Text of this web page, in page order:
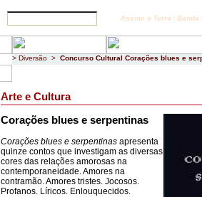
Assine o Terra Banda
> Diversão > Concurso Cultural Corações blues e
Arte e Cultura
Corações blues e serpentinas
Corações blues e serpentinas apresenta
quinze contos que investigam as diversas
cores das relações amorosas na
contemporaneidade. Amores na
contramão. Amores tristes. Jocosos.
Profanos. Líricos. Enlouquecidos.